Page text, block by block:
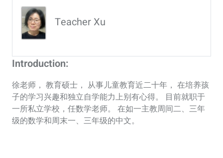
Teacher Xu
Introduction:
徐老师， 教育硕士， 从事儿童教育近二十年， 在培养孩
子的学习兴趣和独立自学能力上别有心得。 目前就职于
一所私立学校，任数学老师。 在如一主教周间二、三年
级的数学和周末一、三年级的中文。